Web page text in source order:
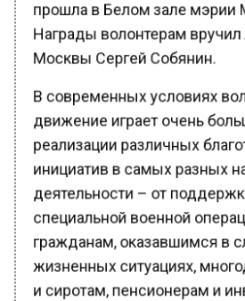
Награды волонтерам
Москвы Сергей Собянин.
В современных условиях
движение играет очень
реализации различных
инициатив в самых разных
деятельности – от
специальной военной
гражданам, оказавшимся в
жизненных ситуациях,
и сиротам, пенсионерам и